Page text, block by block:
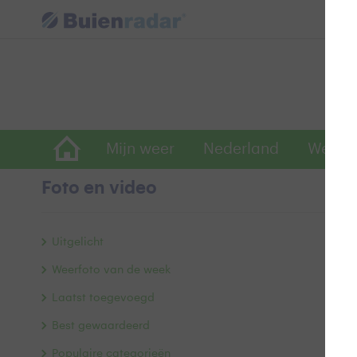
Mijn weer Nederland
Foto en video
Uitgelicht
Weerfoto van de week
Laatst toegevoegd
Best gewaardeerd
Populaire categorieën